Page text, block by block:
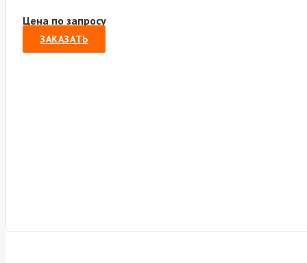
Цена по запросу
ЗАКАЗАТЬ